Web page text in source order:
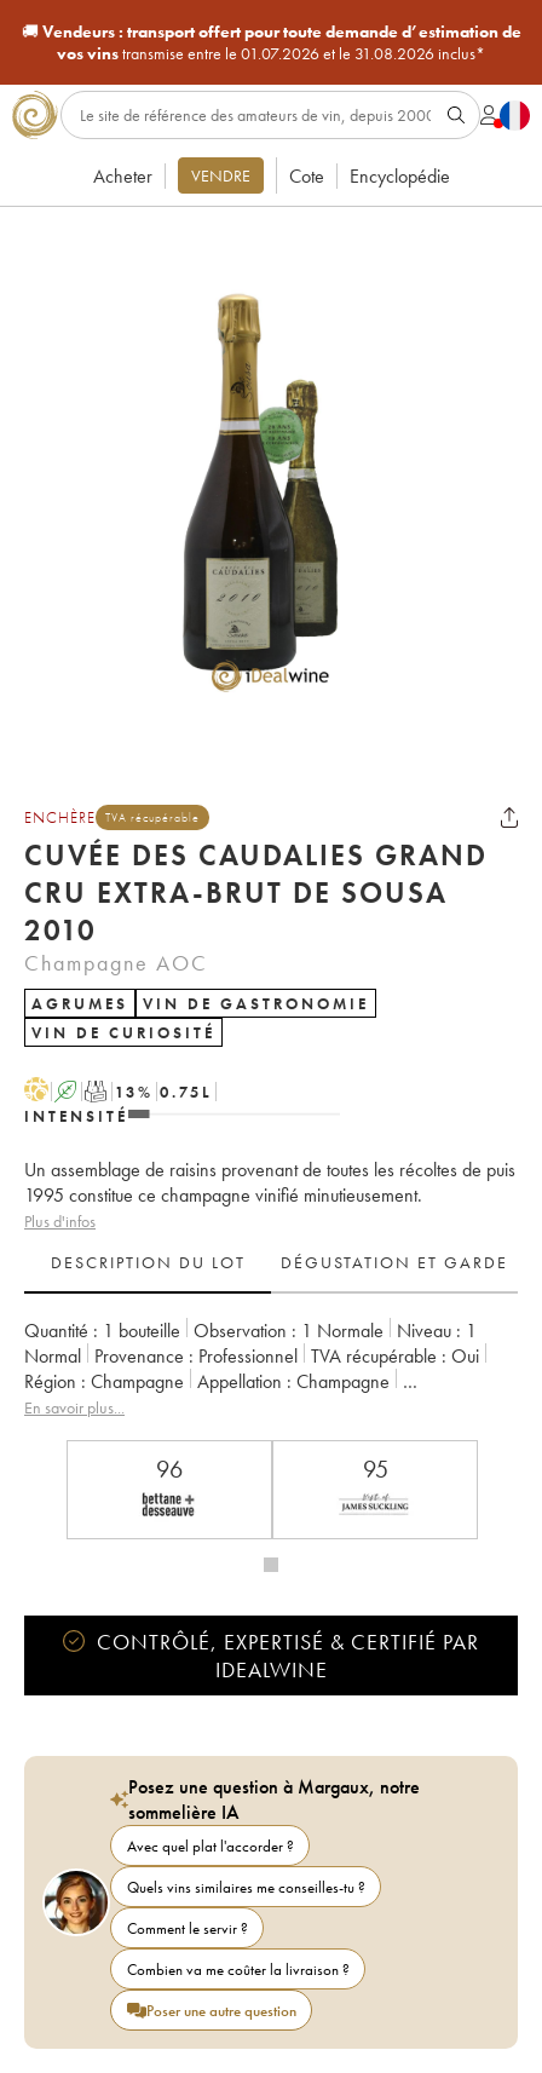
🚚Vendeurs : transport offert pour toute demande d’estimation de
vos vinstransmise entre le 01.07.2026 et le 31.08.2026 inclus*
Acheter VENDRE Cote Encyclopédie
ENCHÈRE TVA récupérable
CUVÉE DES CAUDALIES GRAND
CRU EXTRA-BRUT DE SOUSA
2010
Champagne AOC
AGRUMES
VIN DE GASTRONOMIE
VIN DE CURIOSITÉ
H A T 13% 0.75 L
INTENSITÉ
Un assemblage de raisins provenant de toutes les récoltes de puis
1995 constitue ce champagne vinifié minutieusement.
Plus d'infos
DESCRIPTION DU LOT
DÉGUSTATION ET GARDE
Quantité : 1 bouteille Observation : 1 Normale Niveau : 1
Normal
Provenance : professionnel TVA récupérable :
oui
Région :
Champagne Appellation :
Champagne
Classement :
En savoir plus...
96 95
CONTRÔLÉ, EXPERTISÉ & CERTIFIÉ PAR
IDEALWINE
Posez une question à Margaux, notre
sommelière IA
Avec quel plat l'accorder ?
Quels vins similaires me conseilles-tu ?
Comment le servir ?
Combien va me coûter la livraison ?
Poser une autre question